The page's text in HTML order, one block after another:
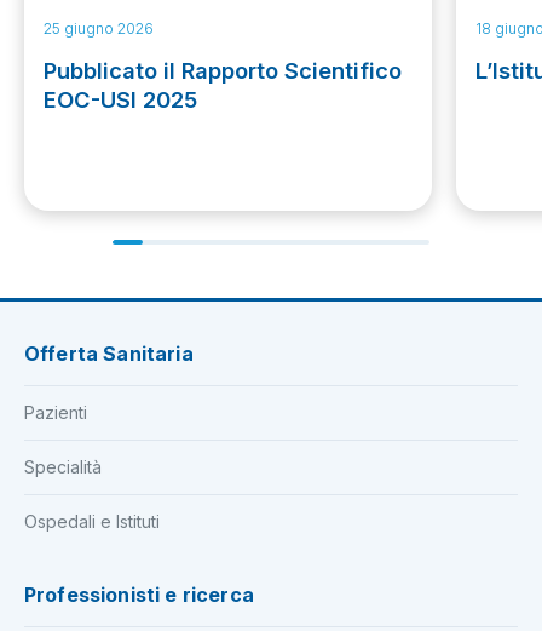
25 giugno 2026
Pubblicato il Rapporto Scientifico
EOC-USI 2025
18
Offerta Sanitaria
Pazienti
Specialità
Ospedali e Istituti
Professionisti e ricerca